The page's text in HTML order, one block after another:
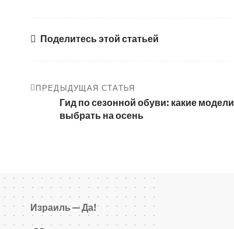
Поделитесь этой статьей
ПРЕДЫДУЩАЯ СТАТЬЯ
Гид по сезонной обуви: какие модели
выбрать на осень
Израиль — Да!